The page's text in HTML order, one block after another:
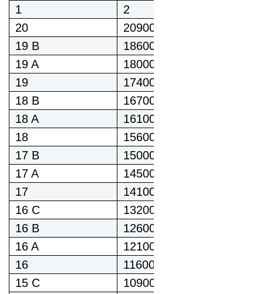
1
2
20
20900,00
19 B
18600,00
19 A
18000,00
19
17400,00
18 B
16700,00
18 A
16100,00
18
15600,00
17 B
15000,00
17 A
14500,00
17
14100,00
16 C
13200,00
16 B
12600,00
16 A
12100,00
16
11600,00
15 C
10900,00